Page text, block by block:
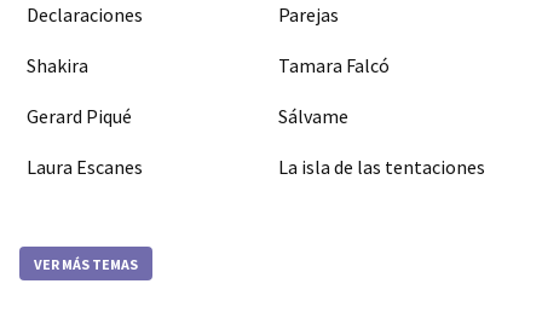
Declaraciones Parejas
Shakira Tamara Falcó
Gerard Piqué Sálvame
Laura Escanes La isla de las tentaciones
VER MÁS TEMAS